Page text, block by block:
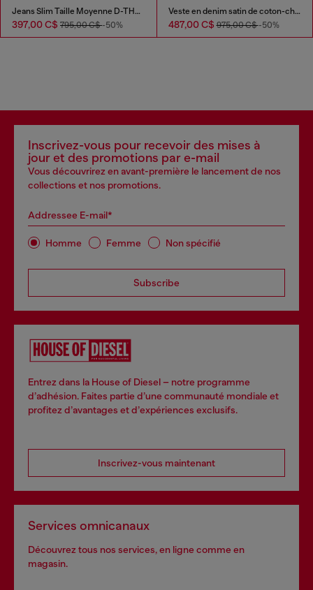
Jeans Slim Taille Moyenne D-THANOR
397,00 C$ 795,00 C$-50%
Veste en denim satin de coton-chanvre
487,00 C$975,00 C$-50%
Inscrivez-vous pour recevoir des mises à
jour et des promotions par e-mail
Vous découvrirez en avant-première le lancement de nos
collections et nos promotions.
Addressee E-mail*
Homme Femme Non spécifié
Subscribe
Entrez dans la House of Diesel – notre programme
d’adhésion. Faites partie d’une communauté mondiale et
profitez d’avantages et d’expériences exclusifs.
Inscrivez-vous maintenant
Services omnicanaux
Découvrez tous nos services, en ligne comme en
magasin.